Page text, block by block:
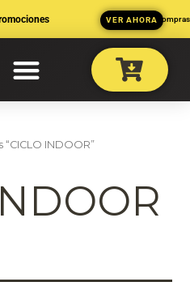
3 MSI en
VER AHORA
INDOOR”